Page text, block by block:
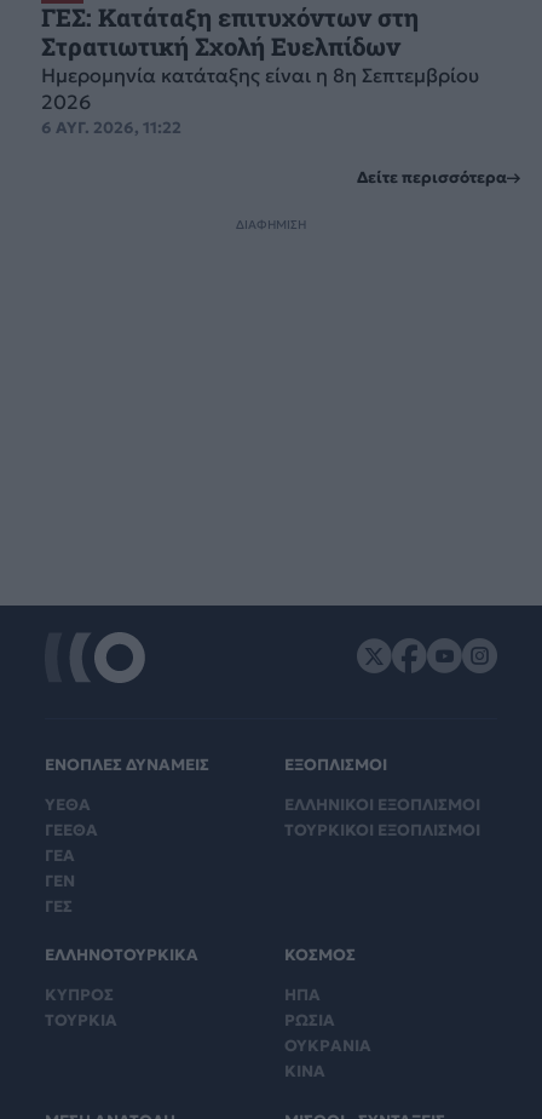
ΓΕΣ: Κατάταξη επιτυχόντων στη
Στρατιωτική Σχολή Ευελπίδων
Ημερομηνία κατάταξης είναι η 8η Σεπτεμβρίου
2026
6 ΑΥΓ. 2026, 11:22
Δείτε περισσότερα
ΔΙΑΦΗΜΙΣΗ
ΕΝΟΠΛΕΣ ΔΥΝΑΜΕΙΣ
ΥΕΘΑ
ΓΕΕΘΑ
ΓΕΑ
ΓΕΝ
ΓΕΣ
ΕΞΟΠΛΙΣΜΟΙ
ΕΛΛΗΝΙΚΟΙ ΕΞΟΠΛΙΣΜΟΙ
ΤΟΥΡΚΙΚΟΙ ΕΞΟΠΛΙΣΜΟΙ
ΕΛΛΗΝΟΤΟΥΡΚΙΚΑ
ΚΥΠΡΟΣ
ΤΟΥΡΚΙΑ
ΚΟΣΜΟΣ
ΗΠΑ
ΡΩΣΙΑ
ΟΥΚΡΑΝΙΑ
ΚΙΝΑ